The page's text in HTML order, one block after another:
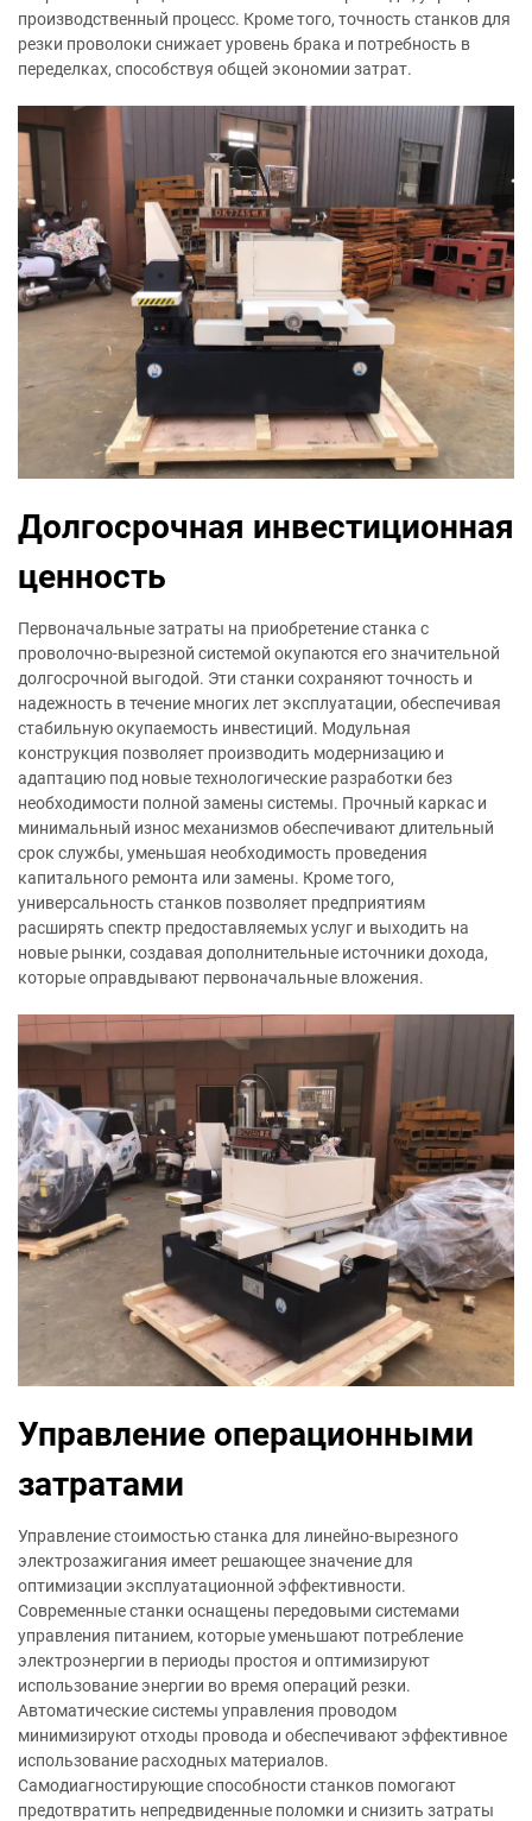
производственный процесс. Кроме того, точность станков для
резки проволоки снижает уровень брака и потребность в
переделках, способствуя общей экономии затрат.
Долгосрочная инвестиционная
ценность
Первоначальные затраты на приобретение станка с
проволочно-вырезной системой окупаются его значительной
долгосрочной выгодой. Эти станки сохраняют точность и
надежность в течение многих лет эксплуатации, обеспечивая
стабильную окупаемость инвестиций. Модульная
конструкция позволяет производить модернизацию и
адаптацию под новые технологические разработки без
необходимости полной замены системы. Прочный каркас и
минимальный износ механизмов обеспечивают длительный
срок службы, уменьшая необходимость проведения
капитального ремонта или замены. Кроме того,
универсальность станков позволяет предприятиям
расширять спектр предоставляемых услуг и выходить на
новые рынки, создавая дополнительные источники дохода,
которые оправдывают первоначальные вложения.
Управление операционными
затратами
Управление стоимостью станка для линейно-вырезного
электрозажигания имеет решающее значение для
оптимизации эксплуатационной эффективности.
Современные станки оснащены передовыми системами
управления питанием, которые уменьшают потребление
электроэнергии в периоды простоя и оптимизируют
использование энергии во время операций резки.
Автоматические системы управления проводом
минимизируют отходы провода и обеспечивают эффективное
использование расходных материалов.
Самодиагностирующие способности станков помогают
предотвратить непредвиденные поломки и снизить затраты